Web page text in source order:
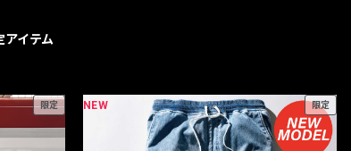
イテム
限定 NEW 限定